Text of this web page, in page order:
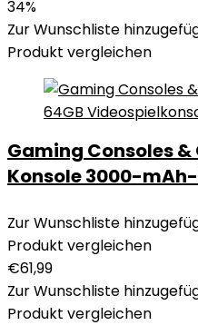
34%
Zur Wunschliste
Produkt vergleichen
Gaming Consoles
Konsole 3000-
Zur Wunschliste
Produkt vergleichen
€61,99
Zur Wunschliste
Produkt vergleichen